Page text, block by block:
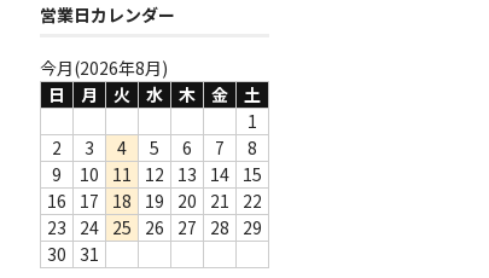
営業日カレンダー
今月(2026年8月)
日
月 火 水 木 金
土
1
2
3 4 5 6 7
8
9
10 11 12 13 14 15
16
17 18 19 20 21
22
23
24 25 26 27 28
29
30
31